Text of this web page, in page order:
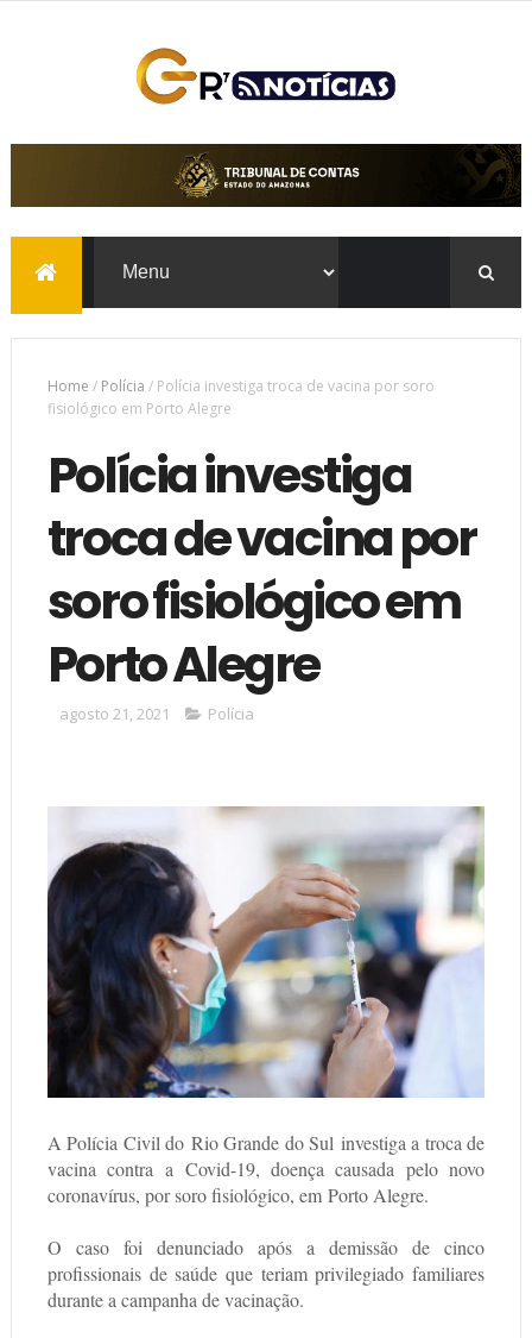
Home / Polícia / Polícia investiga troca de vacina por soro
fisiológico em Porto Alegre
Polícia investiga
troca de vacina por
soro fisiológico em
Porto Alegre
agosto 21, 2021 Polícia
A Polícia Civil do Rio Grande do Sul investiga a troca de
vacina contra a Covid-19, doença causada pelo novo
coronavírus, por soro fisiológico, em Porto Alegre.
O caso foi denunciado após a demissão de cinco
profissionais de saúde que teriam privilegiado familiares
durante a campanha de vacinação.